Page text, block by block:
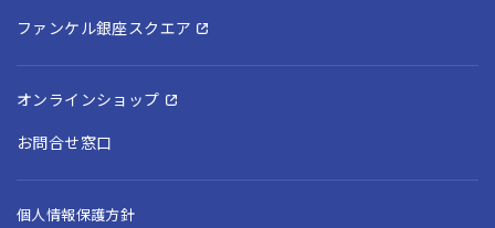
ファンケル銀座スクエア
オンラインショップ
お問合せ窓口
個人情報保護方針